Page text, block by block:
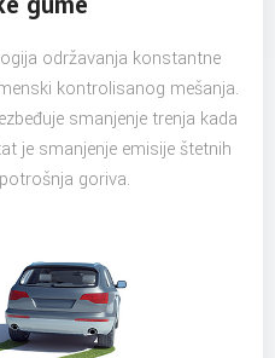
održavanja konstantne
kontrolisanog mešanja.
smanjenje trenja kada
je smanjenje emisije štetnih
goriva.